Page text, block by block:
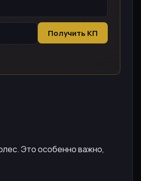
Получить КП
Это особенно важно,